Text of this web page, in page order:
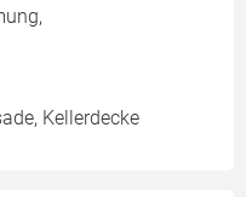
Kellerdecke